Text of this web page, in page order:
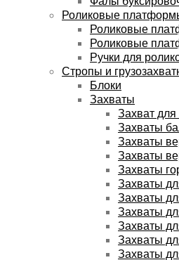
Роликовые
Роликовые
Роликовые
Ручки для
Стропы и
Блоки
Захваты
Захват
Захваты
Захваты
Захваты
Захваты
Захваты
Захваты
Захваты
Захваты
Захваты
Захваты